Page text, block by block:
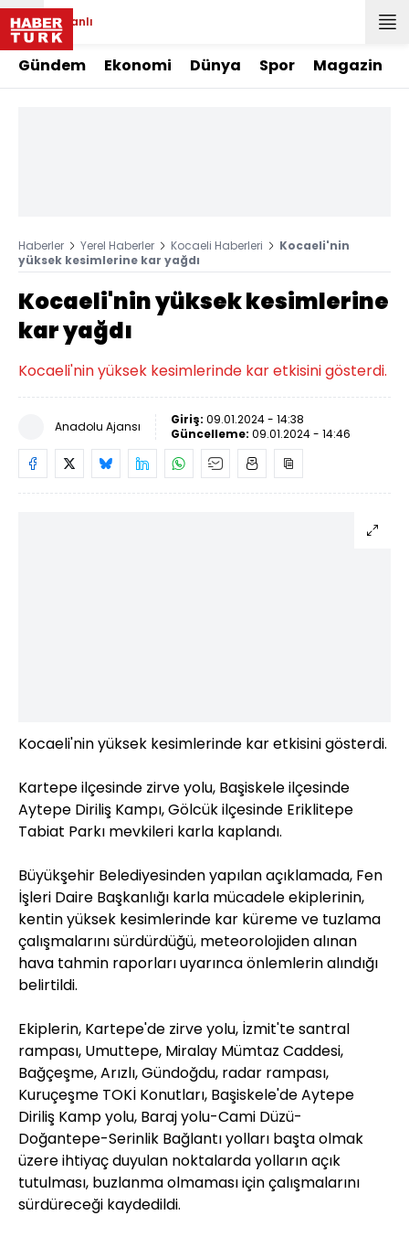
Canlı
Gündem Ekonomi Dünya Spor Magazin
Haberler Yerel Haberler Kocaeli Haberleri
Kocaeli'nin
yüksek kesimlerine kar yağdı
Kocaeli'nin yüksek kesimlerine
kar yağdı
Kocaeli'nin yüksek kesimlerinde kar etkisini gösterdi.
Anadolu Ajansı Giriş: 09.01.2024 - 14:38
Güncelleme: 09.01.2024 - 14:46
Kocaeli'nin yüksek kesimlerinde kar etkisini gösterdi.
Kartepe ilçesinde zirve yolu, Başiskele ilçesinde
Aytepe Diriliş Kampı, Gölcük ilçesinde Eriklitepe
Tabiat Parkı mevkileri karla kaplandı.
Büyükşehir Belediyesinden yapılan açıklamada, Fen
İşleri Daire Başkanlığı karla mücadele ekiplerinin,
kentin yüksek kesimlerinde kar küreme ve tuzlama
çalışmalarını sürdürdüğü, meteorolojiden alınan
hava tahmin raporları uyarınca önlemlerin alındığı
belirtildi.
Ekiplerin, Kartepe'de zirve yolu, İzmit'te santral
rampası, Umuttepe, Miralay Mümtaz Caddesi,
Bağçeşme, Arızlı, Gündoğdu, radar rampası,
Kuruçeşme TOKİ Konutları, Başiskele'de Aytepe
Diriliş Kamp yolu, Baraj yolu-Cami Düzü-
Doğantepe-Serinlik Bağlantı yolları başta olmak
üzere ihtiyaç duyulan noktalarda yolların açık
tutulması, buzlanma olmaması için çalışmalarını
sürdüreceği kaydedildi.